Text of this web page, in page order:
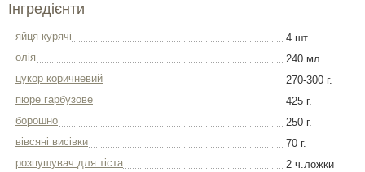
Інгредієнти
яйця курячі
4 шт.
олія
240 мл
цукор коричневий
270-300 г.
пюре гарбузове
425 г.
борошно
250 г.
вівсяні висівки
70 г.
розпушувач для тіста
2 ч.ложки